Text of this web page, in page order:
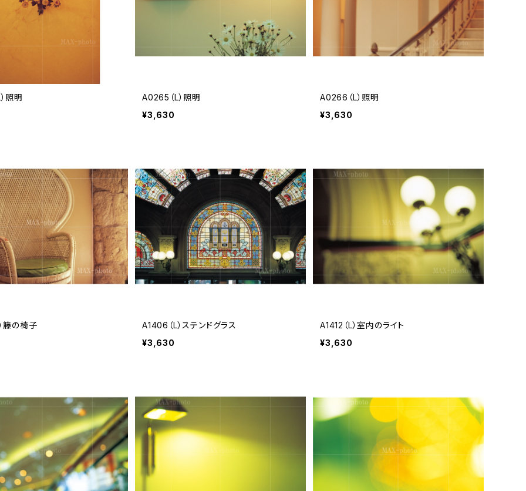
照明
A0265（L）照明
¥3,630
A0266（L）照明
¥3,630
籐の椅子
A1406（L）ステンドグラス
¥3,630
A1412（L）室内のライト
¥3,630